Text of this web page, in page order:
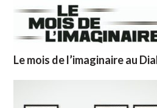
Le mois de l’imaginaire au